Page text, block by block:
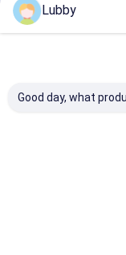
Lubby
Good day, what